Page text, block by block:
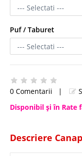
Puf / Taburet
0 Comentarii |
Disponibil şi în Rate
Descriere